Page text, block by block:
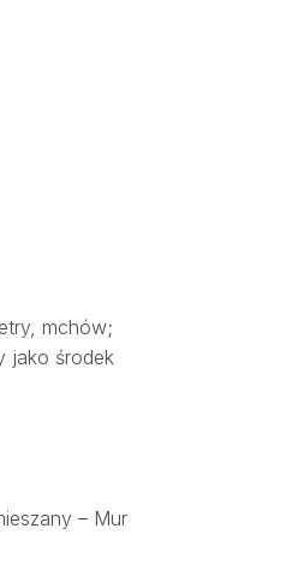
mchów;
jako środek
– Mur